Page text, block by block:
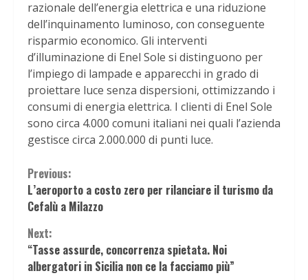
razionale dell’energia elettrica e una riduzione
dell’inquinamento luminoso, con conseguente
risparmio economico. Gli interventi
d’illuminazione di Enel Sole si distinguono per
l’impiego di lampade e apparecchi in grado di
proiettare luce senza dispersioni, ottimizzando i
consumi di energia elettrica. I clienti di Enel Sole
sono circa 4.000 comuni italiani nei quali l’azienda
gestisce circa 2.000.000 di punti luce.
Continue
Reading
Previous:
L’aeroporto a costo zero per rilanciare il turismo da
Cefalù a Milazzo
Next:
“Tasse assurde, concorrenza spietata. Noi
albergatori in Sicilia non ce la facciamo più”